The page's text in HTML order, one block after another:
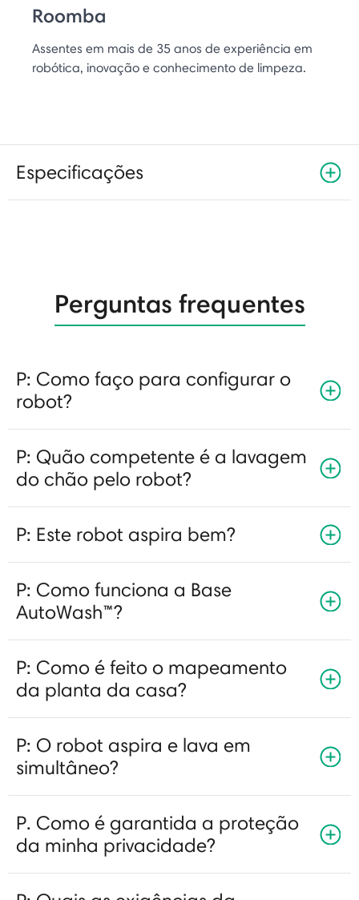
Roomba
Assentes em mais de 35 anos de experiência em
robótica, inovação e conhecimento de limpeza.
Especificações
Perguntas frequentes
P: Como faço para configurar o
robot?
P: Quão competente é a lavagem
do chão pelo robot?
P: Este robot aspira bem?
P: Como funciona a Base
AutoWash™?
P: Como é feito o mapeamento
da planta da casa?
P: O robot aspira e lava em
simultâneo?
P. Como é garantida a proteção
da minha privacidade?